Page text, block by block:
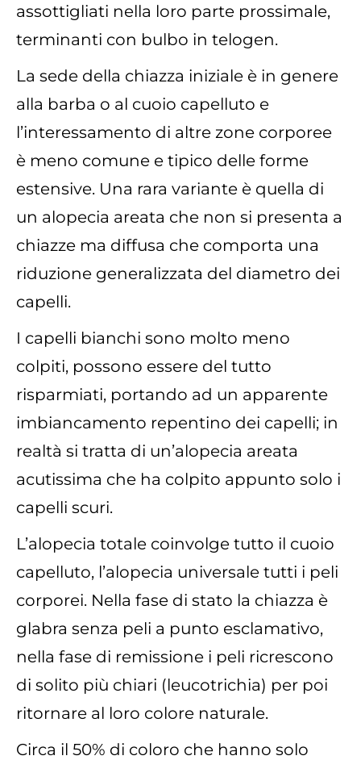
assottigliati nella loro parte prossimale,
terminanti con bulbo in telogen.
La sede della chiazza iniziale è in genere
alla barba o al cuoio capelluto e
l’interessamento di altre zone corporee
è meno comune e tipico delle forme
estensive. Una rara variante è quella di
un alopecia areata che non si presenta a
chiazze ma diffusa che comporta una
riduzione generalizzata del diametro dei
capelli.
I capelli bianchi sono molto meno
colpiti, possono essere del tutto
risparmiati, portando ad un apparente
imbiancamento repentino dei capelli; in
realtà si tratta di un’alopecia areata
acutissima che ha colpito appunto solo i
capelli scuri.
L’alopecia totale coinvolge tutto il cuoio
capelluto, l’alopecia universale tutti i peli
corporei. Nella fase di stato la chiazza è
glabra senza peli a punto esclamativo,
nella fase di remissione i peli ricrescono
di solito più chiari (leucotrichia) per poi
ritornare al loro colore naturale.
Circa il 50% di coloro che hanno solo